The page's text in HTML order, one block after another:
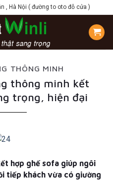
, Hà Nội ( đường to oto đỗ cửa )
THÔNG MINH
thông minh kết
trọng, hiện đại
hợp ghế sofa giúp ngôi
tiếp khách vừa có giường